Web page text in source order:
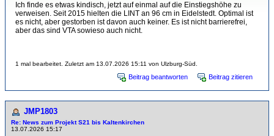
Ich finde es etwas kindisch, jetzt auf einmal auf die Einstiegshöhe zu
verweisen. Seit 2015 hielten die LINT an 96 cm in Eidelstedt. Optimal ist
es nicht, aber gestorben ist davon auch keiner. Es ist nicht barrierefrei,
aber das sind VTA sowieso auch nicht.
1 mal bearbeitet. Zuletzt am 13.07.2026 15:11 von Ulzburg-Süd.
Beitrag beantworten Beitrag zitieren
JMP1803
Re: News zum Projekt S21 bis Kaltenkirchen
13.07.2026 15:17